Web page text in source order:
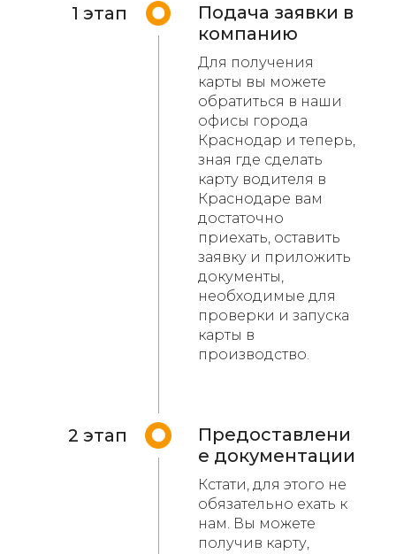
1 этап
Подача заявки в
компанию
Для получения
карты вы можете
обратиться в наши
офисы города
Краснодар и теперь,
зная где сделать
карту водителя в
Краснодаре вам
достаточно
приехать, оставить
заявку и приложить
документы,
необходимые для
проверки и запуска
карты в
производство.
2 этап
Предоставлени
е документации
Кстати, для этого не
обязательно ехать к
нам. Вы можете
получив карту,